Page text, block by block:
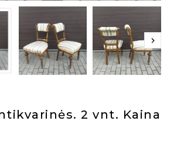
2 vnt. Kaina